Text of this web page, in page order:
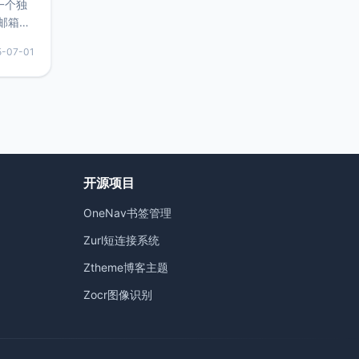
个独
箱等
较有
惠的
07-01
开源项目
OneNav书签管理
Zurl短连接系统
Ztheme博客主题
Zocr图像识别